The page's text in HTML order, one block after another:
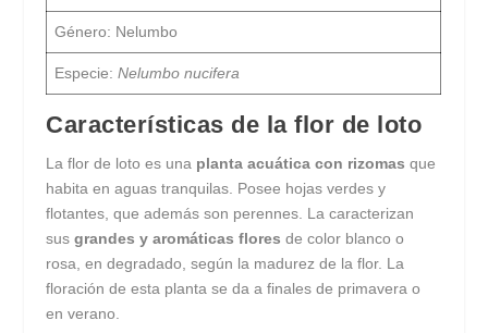
Género: Nelumbo
Especie:Nelumbo nucifera
Características de la flor de loto
La flor de loto es una planta acuática con rizomas que
habita en aguas tranquilas. Posee hojas verdes y
flotantes, que además son perennes. La caracterizan
susgrandes y aromáticas flores de color blanco o
rosa, en degradado, según la madurez de la flor. La
floración de esta planta se da a finales de primavera o
en verano.